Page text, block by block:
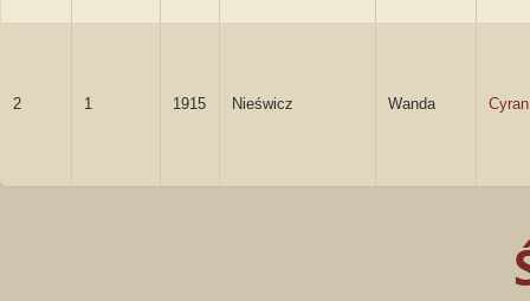
2 1 1915 Nieświcz Wanda Cyran